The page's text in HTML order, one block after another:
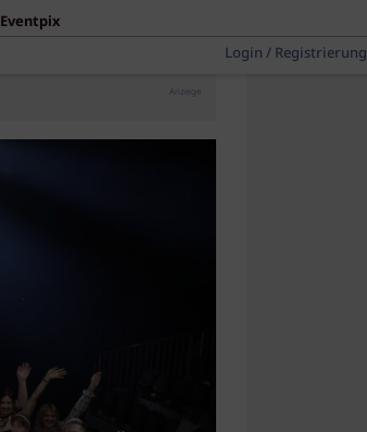
Eventpix
Login / Registrierung
Anzeige